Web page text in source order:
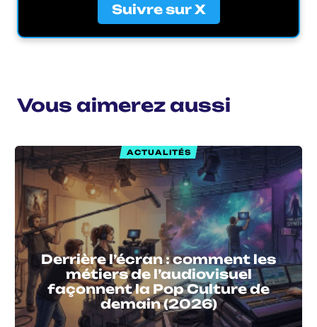
Suivre sur X
Vous aimerez aussi
ACTUALITÉS
Derrière l’écran : comment les
métiers de l’audiovisuel
façonnent la Pop Culture de
demain (2026)